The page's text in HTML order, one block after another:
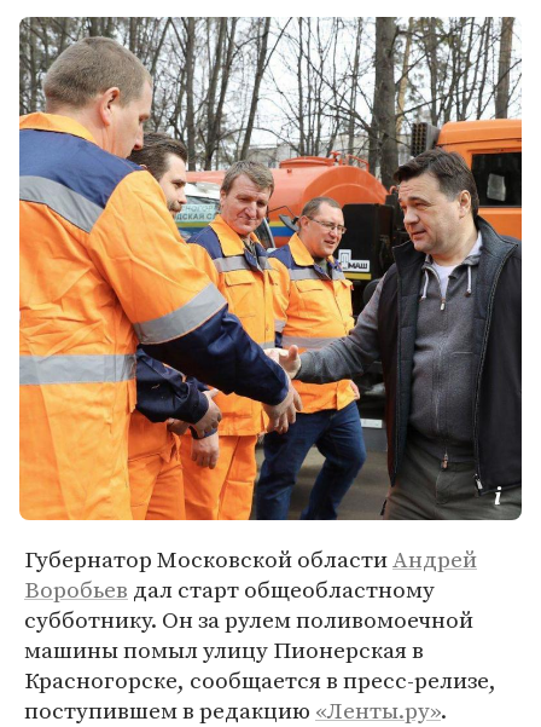
Губернатор Московской областиАндрей
Воробьев дал старт общеобластному
субботнику. Он за рулем поливомоечной
машины помыл улицу Пионерская в
Красногорске, сообщается в пресс-релизе,
поступившем в редакцию «Ленты.ру».